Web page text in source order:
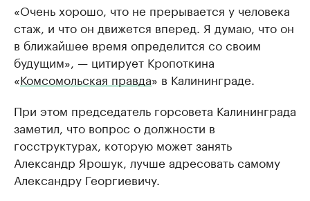
«Очень хорошо, что не прерывается у человека
стаж, и что он движется вперед. Я думаю, что он
в ближайшее время определится со своим
будущим», — цитирует Кропоткина
«Комсомольская правда» в Калининграде.
При этом председатель горсовета Калининграда
заметил, что вопрос о должности в
госструктурах, которую может занять
Александр Ярошук, лучше адресовать самому
Александру Георгиевичу.